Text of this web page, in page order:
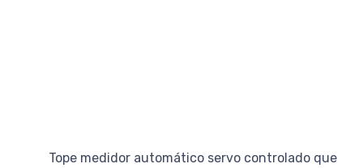
Tope medidor automático servo controlado que